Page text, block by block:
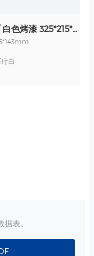
医用铁篮子/ 白色烤漆 325*215*143mm 规格
白
表。